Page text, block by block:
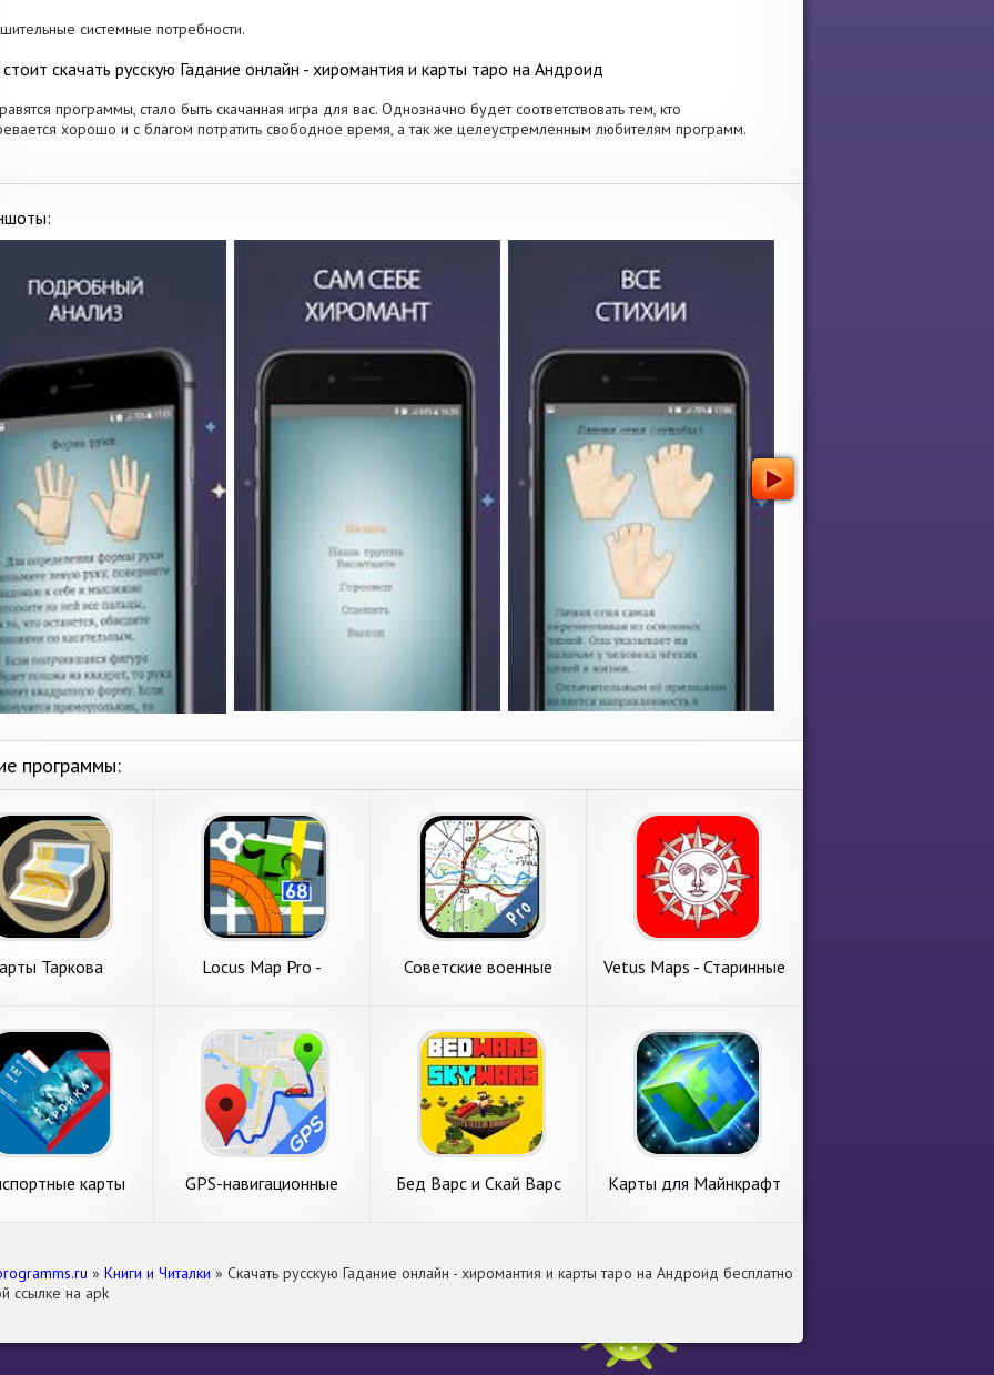
системные потребности.
скачать русскую Гадание онлайн - хиромантия и карты таро на Андроид
программы, стало быть скачанная игра для вас. Однозначно будет соответствовать тем, кто
хорошо и с благом потратить свободное время, а так же целеустремленным любителям программ.
программы:
Таркова
Locus Map Pro -
Советские военные
Vetus Maps - Старинные
карты
GPS-навигационные
Бед Варс и Скай Варс
Карты для Майнкрафт
» Книги и Читалки » Скачать русскую Гадание онлайн - хиромантия и карты таро на Андроид бесплатно
ссылке на apk